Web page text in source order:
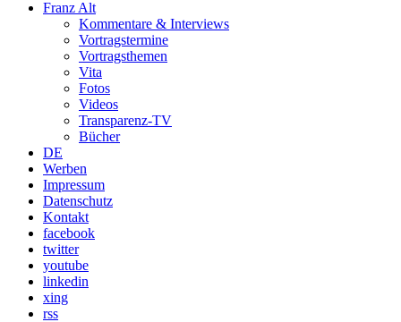
Franz Alt
Kommentare & Interviews
Vortragstermine
Vortragsthemen
Vita
Fotos
Videos
Transparenz-TV
Bücher
DE
Werben
Impressum
Datenschutz
Kontakt
facebook
twitter
youtube
linkedin
xing
rss